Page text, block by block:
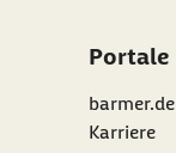
Portale
barmer.de
Karriere